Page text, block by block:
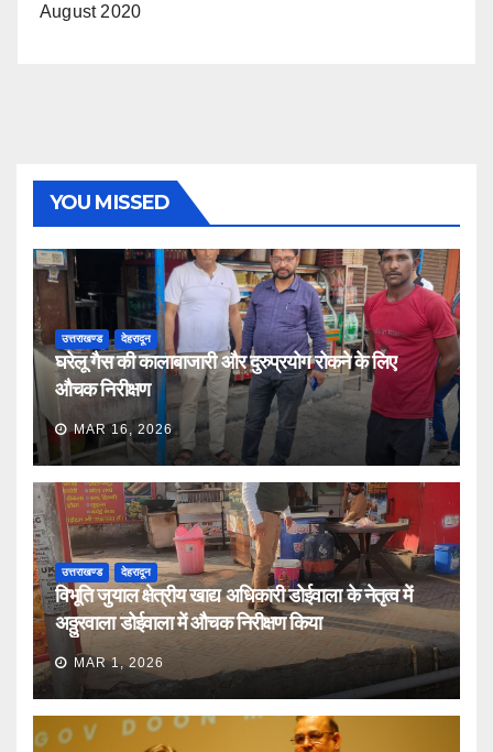
August 2020
YOU MISSED
उत्तराखण्ड देहरादून
घरेलू गैस की कालाबाजारी और दुरुप्रयोग रोकने के लिए
औचक निरीक्षण
MAR 16, 2026
उत्तराखण्ड देहरादून
विभूति जुयाल क्षेत्रीय खाद्य अधिकारी डोईवाला के नेतृत्व में
अठ्ठुरवाला डोईवाला में औचक निरीक्षण किया
MAR 1, 2026